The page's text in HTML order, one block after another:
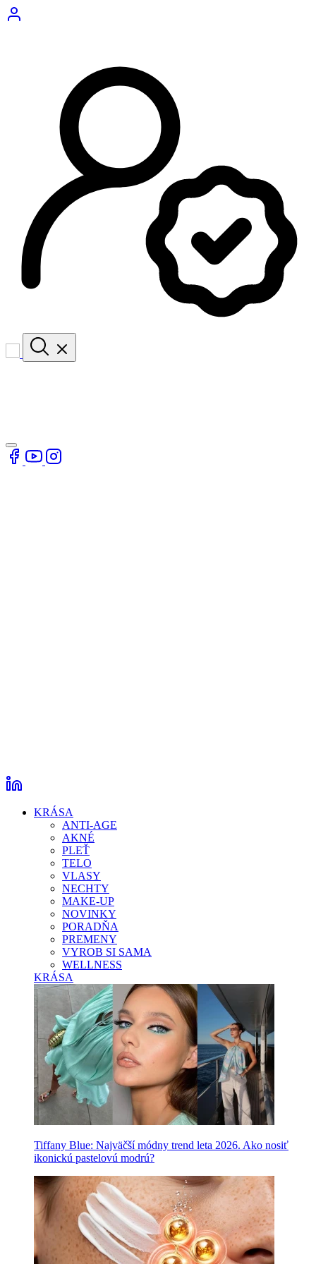
KRÁSA
ANTI-AGE
AKNÉ
PLEŤ
TELO
VLASY
NECHTY
MAKE-UP
NOVINKY
PORADŇA
PREMENY
VYROB SI SAMA
WELLNESS
KRÁSA
Tiffany Blue: Najväčší módny trend leta 2026. Ako nosiť
ikonickú pastelovú modrú?